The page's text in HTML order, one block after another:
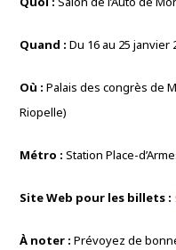
Quand : Du 16 au 25 janvier
Où : Palais des congrès de
Riopelle)
Métro : Station Place-
Site Web pour les billets :
À noter : Prévoyez de